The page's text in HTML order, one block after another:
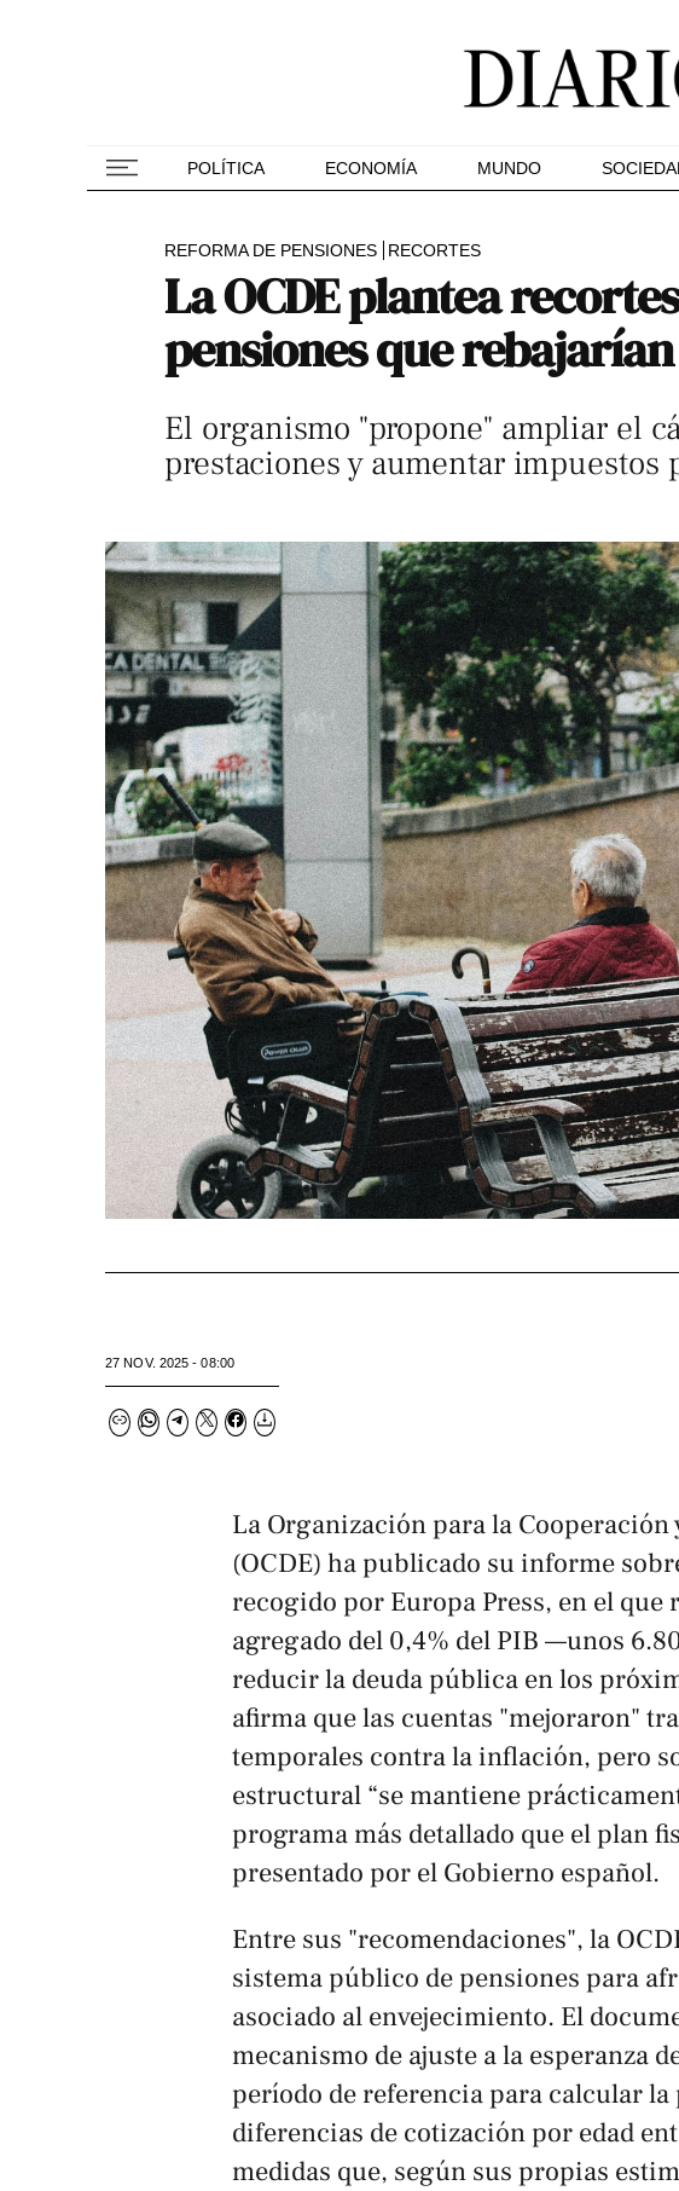
POLÍTICA ECONOMÍA MUNDO
REFORMA DE PENSIONES RECORTES
La OCDE plantea
pensiones que
El organismo "propone" ampliar el
prestaciones y aumentar
27 NOV. 2025 - 08:00
La Organización para la
(OCDE) ha publicado su informe
recogido por Europa Press, en el que
agregado del 0,4% del PIB —unos
reducir la deuda pública en los
afirma que las cuentas "mejoraron"
temporales contra la inflación, pero
estructural “se mantiene
programa más detallado que el plan
presentado por el Gobierno español.
Entre sus "recomendaciones", la
sistema público de pensiones para
asociado al envejecimiento. El
mecanismo de ajuste a la esperanza
período de referencia para calcular
diferencias de cotización por edad
medidas que, según sus propias